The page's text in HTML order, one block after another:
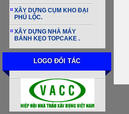
XÂY DỰNG CỤM KHO ĐẠI
PHÚ LỘC.
XÂY DỰNG NHÀ MÁY
BÁNH KẸO TOPCAKE .
LOGO ĐỐI TÁC